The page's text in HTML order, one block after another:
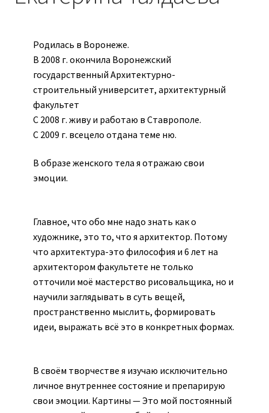
Анастасия Трапезникова
Бородавченко Катерина
Бражникова-Агаджикова Алена
Вера Вайпер
Выставка
Доставка
Екатерина Талдаева
Ефанова Анна
Иукканен Дарья
Родилась в Воронеже.
В 2008 г. окончила Воронежский
государственный Архитектурно-
строительный университет, архитектурный
факультет
С 2008 г. живу и работаю в Ставрополе.
С 2009 г. всецело отдана теме ню.
В образе женского тела я отражаю свои
эмоции.
Главное, что обо мне надо знать как о
художнике, это то, что я архитектор. Потому
что архитектура-это философия и 6 лет на
архитектором факультете не только
отточили моё мастерство рисовальщика, но и
научили заглядывать в суть вещей,
пространственно мыслить, формировать
идеи, выражать всё это в конкретных формах.
В своём творчестве я изучаю исключительно
личное внутреннее состояние и препарирую
свои эмоции. Картины — Это мой постоянный